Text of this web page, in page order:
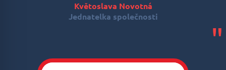
"
Květoslava Novotná
Jednatelka společnosti